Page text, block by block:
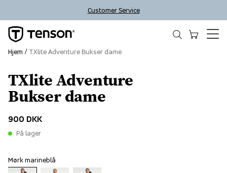
Customer Service
TXlite Adventure
Bukser dame
900 DKK
På lager
Mørk marineblå
Hjem TXlite Adventure Bukser dame